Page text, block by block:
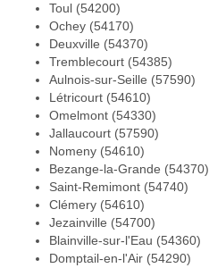
Toul (54200)
Ochey (54170)
Deuxville (54370)
Tremblecourt (54385)
Aulnois-sur-Seille (57590)
Létricourt (54610)
Omelmont (54330)
Jallaucourt (57590)
Nomeny (54610)
Bezange-la-Grande (54370)
Saint-Remimont (54740)
Clémery (54610)
Jezainville (54700)
Blainville-sur-l'Eau (54360)
Domptail-en-l'Air (54290)